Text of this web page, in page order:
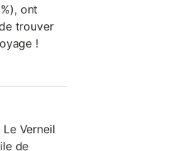
ont
trouver
!
Verneil
de